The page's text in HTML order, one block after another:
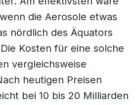
die Aerosole etwas
nördlich des Äquators
Kosten für eine solche
vergleichsweise
heutigen Preisen
bei 10 bis 20 Milliarden